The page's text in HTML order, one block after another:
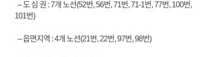
– 도 심 권 : 7개 노선(52번, 56번, 71번, 71-1번, 77번, 100번,
101번)
– 읍면지역 : 4개 노선(21번, 22번, 97번, 98번)